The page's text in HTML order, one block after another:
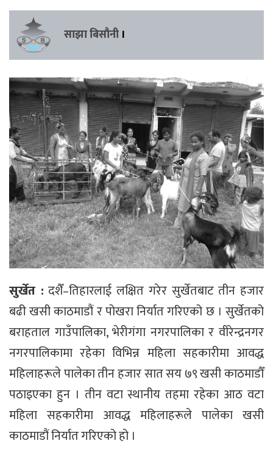
साझा बिसौनी ।
सुर्खेत : दशैँ–तिहारलाई लक्षित गरेर सुर्खेतबाट तीन हजार
बढी खसी काठमाडौं र पोखरा निर्यात गरिएको छ । सुर्खेतको
बराहताल गाउँपालिका, भेरीगंगा नगरपालिका र वीरेन्द्रनगर
नगरपालिकामा रहेका विभिन्न महिला सहकारीमा आवद्ध
महिलाहरूले पालेका तीन हजार सात सय ७९ खसी काठमाडौँ
पठाइएका हुन । तीन वटा स्थानीय तहमा रहेका आठ वटा
महिला सहकारीमा आवद्ध महिलाहरूले पालेका खसी
काठमाडौं निर्यात गरिएको हो ।